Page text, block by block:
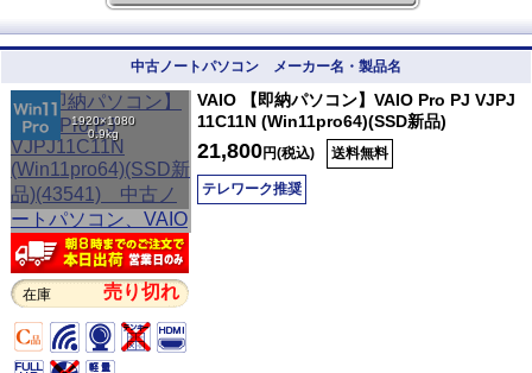
中古ノートパソコン メーカー名・製品名
1920×1080
0.9kg
在庫 売り切れ
VAIO 【即納パソコン】VAIO Pro PJ VJPJ
11C11N (Win11pro64)(SSD新品)
21,800円(税込) 送料無料
テレワーク推奨